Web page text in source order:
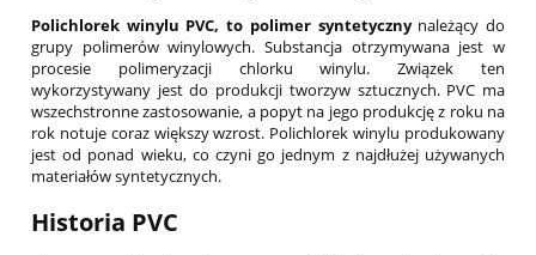
Polichlorek winylu PVC, to polimer syntetycznynależący do
grupy polimerów winylowych. Substancja otrzymywana jest w
procesie polimeryzacji chlorku winylu. Związek ten
wykorzystywany jest do produkcji tworzyw sztucznych. PVC ma
wszechstronne zastosowanie, a popyt na jego produkcję z roku na
rok notuje coraz większy wzrost. Polichlorek winylu produkowany
jest od ponad wieku, co czyni go jednym z najdłużej używanych
materiałów syntetycznych.
Historia PVC